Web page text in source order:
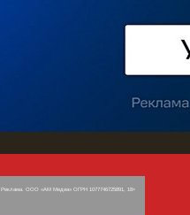
Реклама. ООО «АМ Медиа» ОГРН 1077746725891, 18+